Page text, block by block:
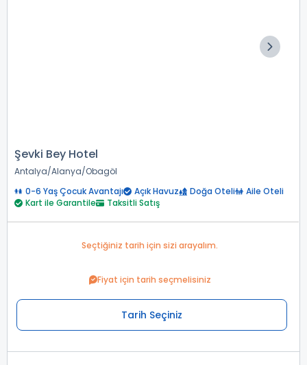
Şevki Bey Hotel
Antalya Alanya Obagöl
0-6 Yaş Çocuk Avantajı
Açık Havuz Doğa Oteli
Aile Oteli
Kart ile Garantile
Taksitli Satış
Seçtiğiniz tarih için sizi arayalım.
Fiyat için tarih seçmelisiniz
Tarih Seçiniz